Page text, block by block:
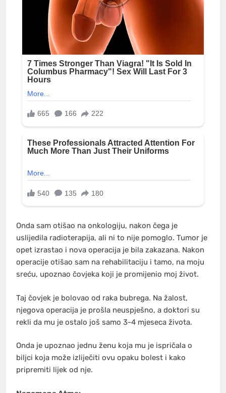
Onda sam otišao na onkologiju, nakon čega je
uslijedila radioterapija, ali ni to nije pomoglo. Tumor je
opet izrastao i nova operacija je bila zakazana. Nakon
operacije otišao sam na rehabilitaciju i tamo, na moju
sreću, upoznao čovjeka koji je promijenio moj život.
Taj čovjek je bolovao od raka bubrega. Na žalost,
njegova operacija je prošla neuspješno, a doktori su
rekli da mu je ostalo još samo 3-4 mjeseca života.
Onda je upoznao jednu ženu koja mu je ispričala o
biljci koja može izliječiti ovu opaku bolest i kako
pripremiti lijek od nje.